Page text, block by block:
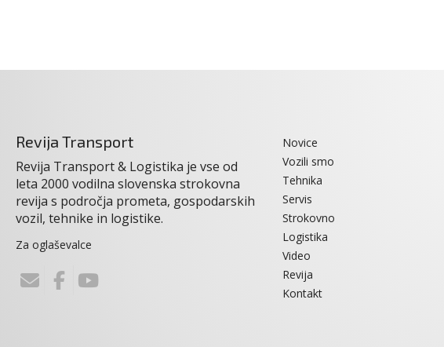
Revija Transport
Revija Transport & Logistika je vse od
leta 2000 vodilna slovenska strokovna
revija s področja prometa, gospodarskih
vozil, tehnike in logistike.
Za oglaševalce
Novice
Vozili smo
Tehnika
Servis
Strokovno
Logistika
Video
Revija
Kontakt